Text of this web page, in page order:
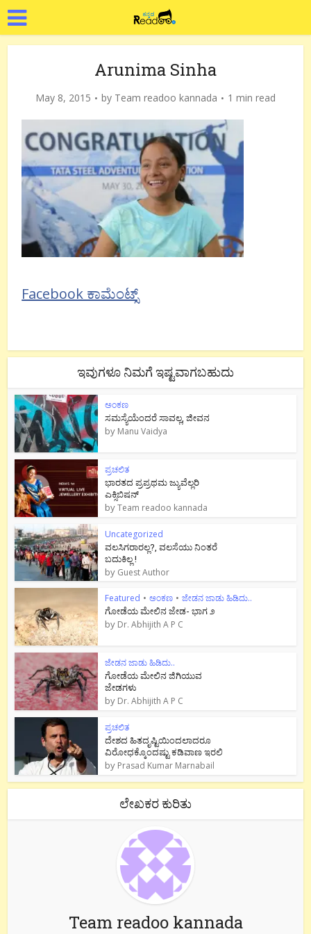
Arunima Sinha
May 8, 2015 by Team readoo kannada 1 min read
Facebook ಕಾಮೆಂಟ್ಸ್
ಇವುಗಳೂ ನಿಮಗೆ ಇಷ್ಟವಾಗಬಹುದು
ಅಂಕಣ
ಸಮಸ್ಯೆಯೆಂದರೆ ಸಾವಲ್ಲ, ಜೀವನ
by Manu Vaidya
ಪ್ರಚಲಿತ
ಭಾರತದ ಪ್ರಪ್ರಥಮ ಜ್ಯುವೆಲ್ಲರಿ
ಎಕ್ಸಿಬಿಷನ್
byTeam readoo kannada
Uncategorized
ವಲಸಿಗರಾರಲ್ಲ?, ವಲಸೆಯು ನಿಂತರೆ
ಬದುಕಿಲ್ಲ !
by Guest Author
Featured • ಅಂಕಣ • ಜೇಡನ ಜಾಡು ಹಿಡಿದು..
ಗೋಡೆಯ ಮೇಲಿನ ಜೇಡ- ಭಾಗ ೨
by Dr. Abhijith A P C
ಜೇಡನ ಜಾಡು ಹಿಡಿದು..
ಗೋಡೆಯ ಮೇಲಿನ ಜಿಗಿಯುವ
ಜೇಡಗಳು
by Dr. Abhijith A P C
ಪ್ರಚಲಿತ
ದೇಶದ ಹಿತದೃಷ್ಟಿಯಿಂದಲಾದರೂ
ವಿರೋಧಕ್ಕೊಂದಷ್ಟು ಕಡಿವಾಣ ಇರಲಿ
by Prasad Kumar Marnabail
ಲೇಖಕರ ಕುರಿತು
Team readoo kannada